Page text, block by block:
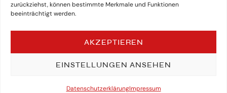
zurückziehst, können bestimmte Merkmale und Funktionen
beeinträchtigt werden.
AKZEPTIEREN
EINSTELLUNGEN ANSEHEN
DatenschutzerklärungImpressum